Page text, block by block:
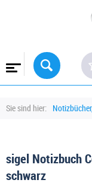
Sie sind hier:
sigel Notizbuch
schwarz